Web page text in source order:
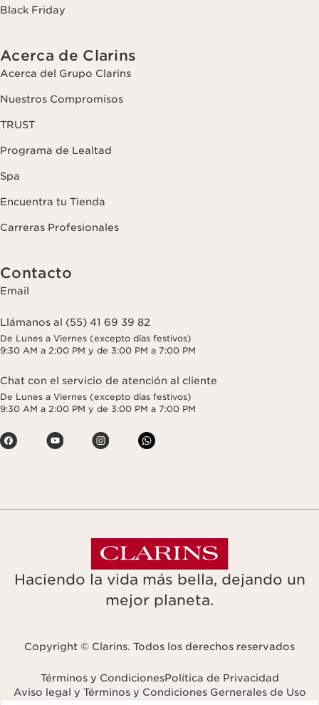
Black Friday
Acerca de Clarins
Acerca del Grupo Clarins
Nuestros Compromisos
TRUST
Programa de Lealtad
Spa
Encuentra tu Tienda
Carreras Profesionales
Contacto
Email
Llámanos al (55) 41 69 39 82
De Lunes a Viernes (excepto días festivos)
9:30 AM a 2:00 PM y de 3:00 PM a 7:00 PM
Chat con el servicio de atención al cliente
De Lunes a Viernes (excepto días festivos)
9:30 AM a 2:00 PM y de 3:00 PM a 7:00 PM
Haciendo la vida más bella, dejando un
mejor planeta.
Copyright © Clarins. Todos los derechos reservados
Términos y CondicionesPolítica de Privacidad
Aviso legal y Términos y Condiciones Gernerales de Uso
Navigates to